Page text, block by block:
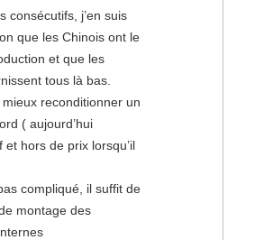
consécutifs, j’en suis
que les Chinois ont le
et que les
tous là bas.
mieux reconditionner un
( aujourd’hui
hors de prix lorsqu’il
compliqué, il suffit de
montage des